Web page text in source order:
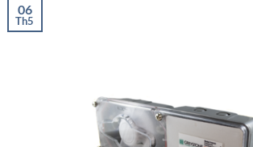
06
Th5